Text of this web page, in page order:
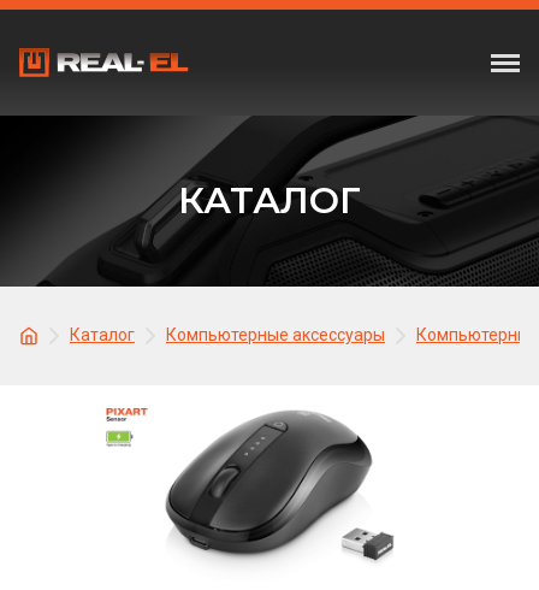
КАТАЛОГ
Каталог Компьютерные аксессуары